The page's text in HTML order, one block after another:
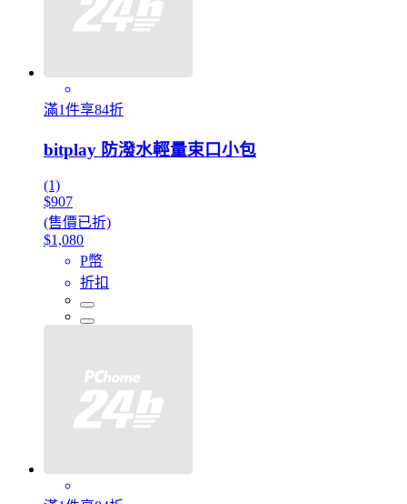
滿1件享84折
bitplay 防潑水輕量束口小包
(1)
$907
(售價已折)
$1,080
P幣
折扣